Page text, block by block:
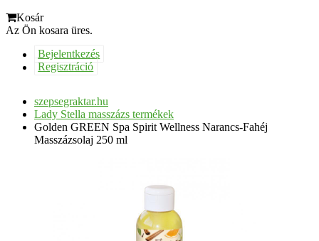
Kosár
Az Ön kosara üres.
Bejelentkezés
Regisztráció
szepsegraktar.hu
Lady Stella masszázs termékek
Golden GREEN Spa Spirit Wellness Narancs-Fahéj
Masszázsolaj 250 ml